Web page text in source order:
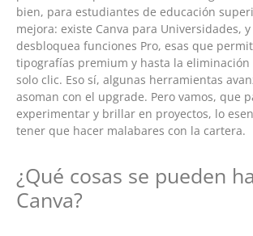
bien, para estudiantes de educación
mejora: existe Canva para Universidades,
desbloquea funciones Pro, esas que
tipografías premium y hasta la
solo clic. Eso sí, algunas herramientas
asoman con el upgrade. Pero vamos, que
experimentar y brillar en proyectos, lo
tener que hacer malabares con la cartera.
¿Qué cosas se pueden
Canva?